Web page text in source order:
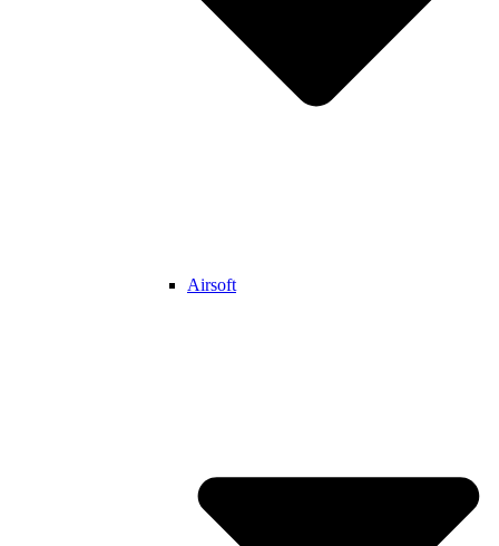
Airsoft